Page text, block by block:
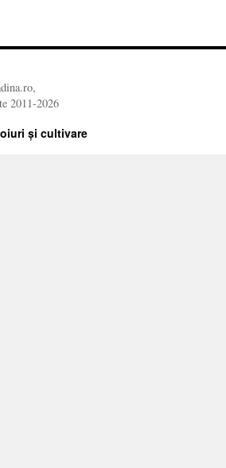
2011-2026
și cultivare